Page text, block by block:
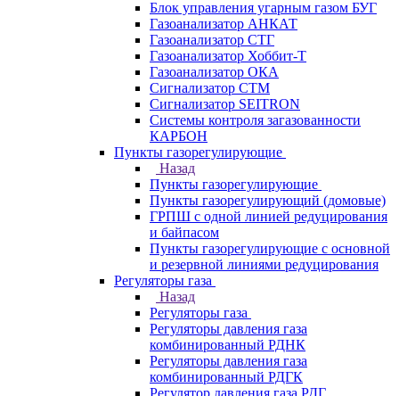
Блок управления угарным газом БУГ
Газоанализатор АНКАТ
Газоанализатор СТГ
Газоанализатор Хоббит-Т
Газоанализатор ОКА
Сигнализатор СТМ
Сигнализатор SEITRON
Системы контроля загазованности
КАРБОН
Пункты газорегулирующие
Назад
Пункты газорегулирующие
Пункты газорегулирующий (домовые)
ГРПШ с одной линией редуцирования
и байпасом
Пункты газорегулирующие с основной
и резервной линиями редуцирования
Регуляторы газа
Назад
Регуляторы газа
Регуляторы давления газа
комбинированный РДНК
Регуляторы давления газа
комбинированный РДГК
Регулятор давления газа РДГ